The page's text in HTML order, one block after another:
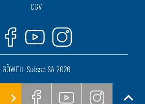
CGV
Facebook
YoutubeInstagram
GÖWEIL Suisse SA 2026